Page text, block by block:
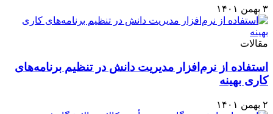
۳ بهمن ۱۴۰۱
مقالات
استفاده از نرم‌افزار مدیریت دانش در تنظیم برنامه‌های
کاری بهینه
۲ بهمن ۱۴۰۱